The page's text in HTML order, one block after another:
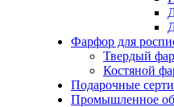
Фарфор для
Твердый
Костяной
Подарочные
Промышленное